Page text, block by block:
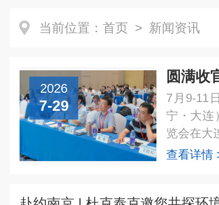
当前位置： 首页 > 新闻资讯
2026
7-29
7月9-11
宁・大连
览会在大
查看详情